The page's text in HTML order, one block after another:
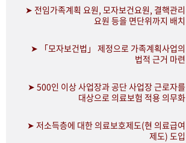
➤ 전임가족계획 요원, 모자보건요원, 결핵관리
요원 등을 면단위까지 배치
➤ 「모자보건법」 제정으로 가족계획사업의
법적 근거 마련
➤ 500인 이상 사업장과 공단 사업장 근로자를
대상으로 의료보험 적용 의무화
➤ 저소득층에 대한 의료보호제도(현 의료급여
제도) 도입